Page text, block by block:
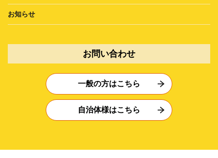
お知らせ
お問い合わせ
一般の方はこちら
自治体様はこちら